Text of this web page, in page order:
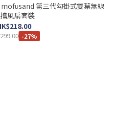
第三代勾掛式雙葉無線
風扇套裝
-27%